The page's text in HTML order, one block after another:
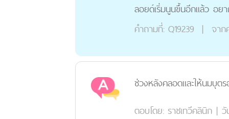
ลอยด์เริ่มนูนขึ้นอีกแล้ว อย
คำถามที่: Q19239 | จา
ช่วงหลังคลอดและให้นมบุต
ตอบโดย: ราชเทวีคลินิก |